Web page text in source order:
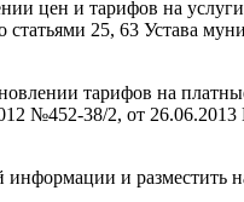
цен и тарифов на
25, 63 Устава
тарифов на
№452-38/2, от
и разместить